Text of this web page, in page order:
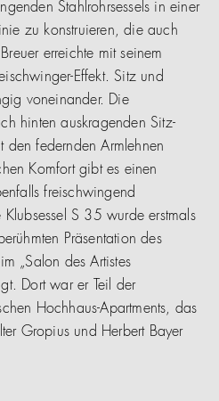
Stahlrohrsessels in einer
zu konstruieren, die auch
erreichte mit seinem
Effekt. Sitz und
voneinander. Die
hinten auskragenden Sitz-
den federnden Armlehnen
Komfort gibt es einen
freischwingend
Klubsessel S 35 wurde erstmals
Präsentation des
„Salon des Artistes
Dort war er Teil der
Hochhaus-Apartments, das
Gropius und Herbert Bayer